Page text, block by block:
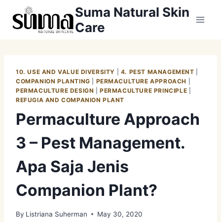
Suma Natural Skin
Care
10. USE AND VALUE DIVERSITY 4. PEST MANAGEMENT
COMPANION PLANTING
PERMACULTURE APPROACH
PERMACULTURE DESIGN |PERMACULTURE PRINCIPLE
REFUGIA AND COMPANION PLANT
Permaculture Approach
3 – Pest Management.
Apa Saja Jenis
Companion Plant?
By Listriana Suherman May 30, 2020